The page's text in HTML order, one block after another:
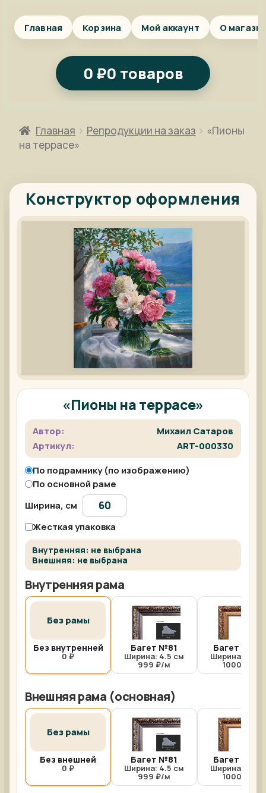
Главная Корзина Мой аккаунт О
0 ₽0 товаров
Главная Репродукции на заказ
«Пионы
на террасе»
Конструктор оформления
«Пионы на террасе»
Автор:
Михаил Сатаров
Артикул:
ART-000330
По подрамнику (по изображению)
По основной раме
Ширина, см
Жесткая упаковка
Внутренняя: не выбрана
Внешняя: не выбрана
Внутренняя рама
Без рамы
Без внутренней
0 ₽
Багет №81
Ширина: 4.5 см
999 ₽/м
Багет №81/
Ширина: 4.5
1000 ₽/м
Внешняя рама (основная)
Без рамы
Без внешней
0 ₽
Багет №81
Ширина: 4.5 см
999 ₽/м
Багет №81/
Ширина: 4.5
1000 ₽/м